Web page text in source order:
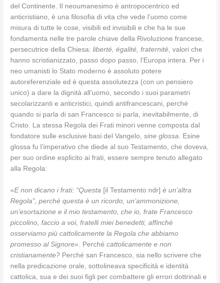
del Continente. Il neoumanesimo è antropocentrico ed
anticristiano, è una filosofia di vita che vede l’uomo come
misura di tutte le cose, visibili ed invisibili e che ha le sue
fondamenta nelle tre parole chiave della Rivoluzione francese,
persecutrice della Chiesa:liberté, égalité, fraternité, valori che
hanno scristianizzato, passo dopo passo, l’Europa intera. Per i
neo umanisti lo Stato moderno è assoluto potere
autoreferenziale ed è questa assolutezza (con un pensiero
unico) a dare la dignità all’uomo, secondo i suoi parametri
secolarizzanti e anticristici, quindi antifrancescani, perché
quando si parla di san Francesco si parla, inevitabilmente, di
Cristo. La stessa Regola dei Frati minori venne composta dal
fondatore sulle esclusive basi del Vangelo,sine glossa. Esine
glossa fu l’imperativo che diede al suo Testamento, che doveva,
per suo ordine esplicito ai frati, essere sempre tenuto allegato
alla Regola:
«E non dicano i frati: “Questa [il Testamento ndr] è un’altra
Regola”, perché questa è un ricordo, un’ammonizione,
un’esortazione e il mio testamento, che io, frate Francesco
piccolino, faccio a voi, fratelli miei benedetti, affinché
osserviamo più cattolicamente la Regola che abbiamo
promesso al Signore». Perchécattolicamente e non
cristianamente? Perché san Francesco, sia nello scrivere che
nella predicazione orale, sottolineava specificità e identità
cattolica, sua e dei suoi figli per combattere gli errori dottrinali e